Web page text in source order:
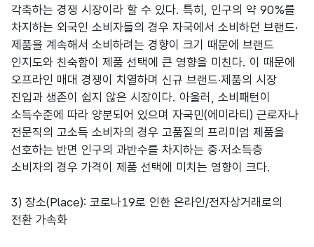
각축하는 경쟁 시장이라 할 수 있다. 특히, 인구의 약 90%를
차지하는 외국인 소비자들의 경우 자국에서 소비하던 브랜드·
제품을 계속해서 소비하려는 경향이 크기 때문에 브랜드
인지도와 친숙함이 제품 선택에 큰 영향을 미친다. 이 때문에
오프라인 매대 경쟁이 치열하며 신규 브랜드·제품의 시장
진입과 생존이 쉽지 않은 시장이다. 아울러, 소비패턴이
소득수준에 따라 양분되어 있으며 자국민(에미라티) 근로자나
전문직의 고소득 소비자의 경우 고품질의 프리미엄 제품을
선호하는 반면 인구의 과반수를 차지하는 중·저소득층
소비자의 경우 가격이 제품 선택에 미치는 영향이 크다.
3) 장소(Place): 코로나19로 인한 온라인/전자상거래로의
전환 가속화